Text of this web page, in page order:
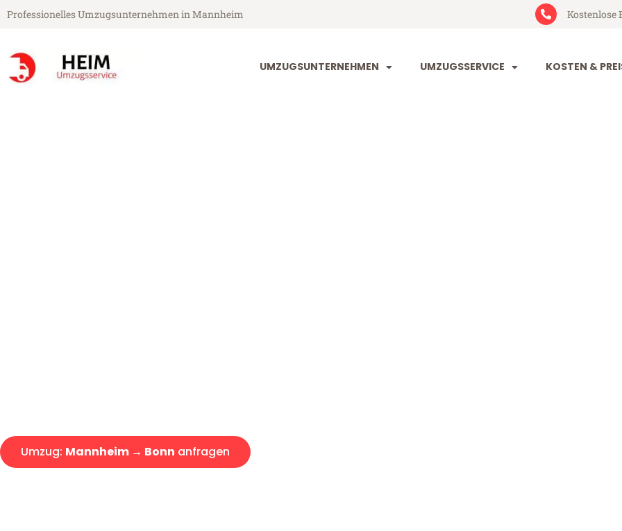
Professionelles Umzugsunternehmen in Mannheim Kostenlose
UMZUGSUNTERNEHMEN UMZUGSSERVICE KOSTEN &
Umzug: Mannheim → Bonn anfragen